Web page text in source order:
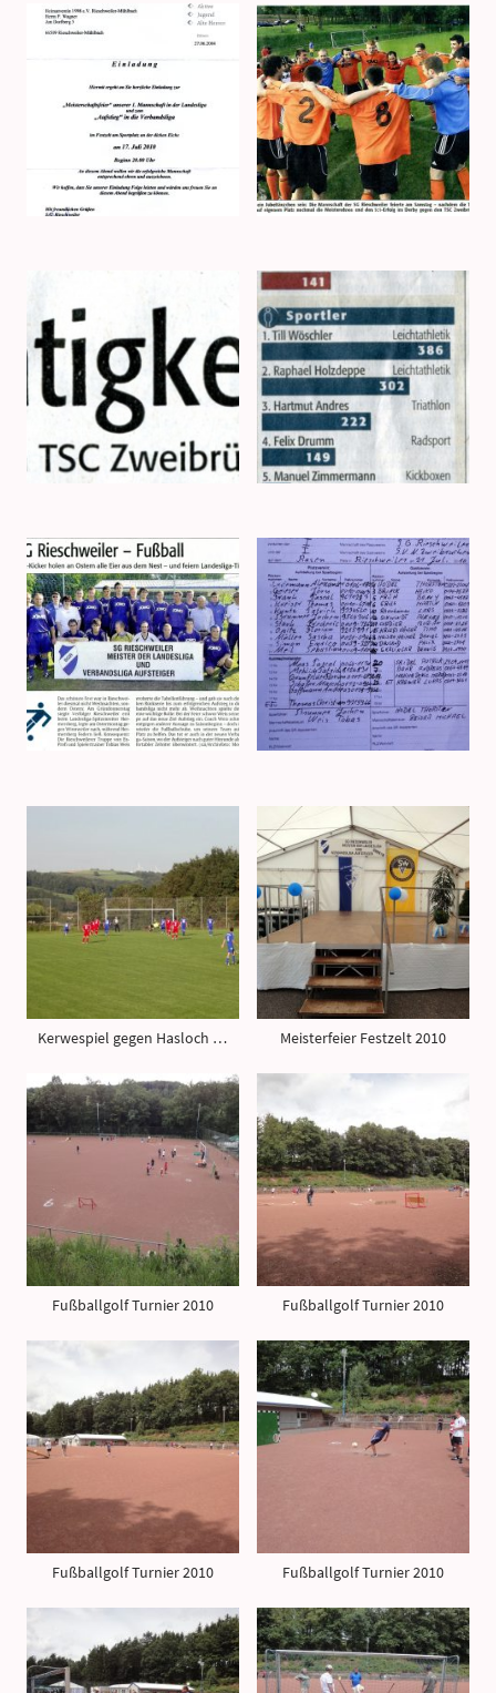
Kerwespiel gegen Hasloch - 5 : 3 für die SGR Meisterfeier Festzelt 2010
Fußballgolf Turnier 2010 Fußballgolf Turnier 2010
Fußballgolf Turnier 2010 Fußballgolf Turnier 2010